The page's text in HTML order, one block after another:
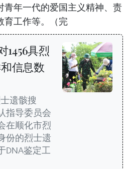
青年一代的爱国主义精神、责
育工作等。（完
1456具烈
信息数
遗骸搜
指导委员会
在顺化市烈
份的烈士遗
DNA鉴定工